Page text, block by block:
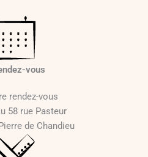
vous
rendez-vous
58 rue Pasteur
de Chandieu